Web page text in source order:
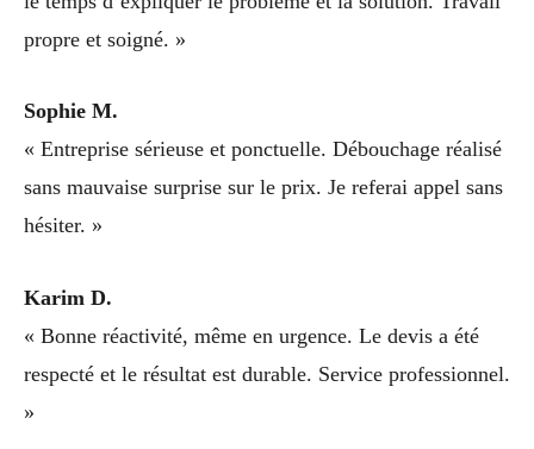
propre et soigné. »
Sophie M.
« Entreprise sérieuse et ponctuelle. Débouchage réalisé
sans mauvaise surprise sur le prix. Je referai appel sans
hésiter. »
Karim D.
« Bonne réactivité, même en urgence. Le devis a été
respecté et le résultat est durable. Service professionnel.
»